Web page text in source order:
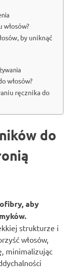
włosów?
by uniknąć
włosów?
ręcznika do
do
aby
strukturze i
włosów,
minimalizując